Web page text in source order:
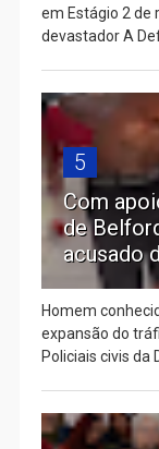
em Estágio 2 de
devastador A
5
Com
de
acusado
Homem
expansão do
Policiais civis da